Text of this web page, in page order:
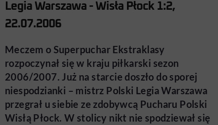
Legia Warszawa - Wisła Płock 1:2,
22.07.2006
Meczem o Superpuchar Ekstraklasy
rozpoczynał się w kraju piłkarski sezon
2006/2007. Już na starcie doszło do sporej
niespodzianki – mistrz Polski Legia Warszawa
przegrał u siebie ze zdobywcą Pucharu Polski
Wisłą Płock. W stolicy nikt nie spodziewał się